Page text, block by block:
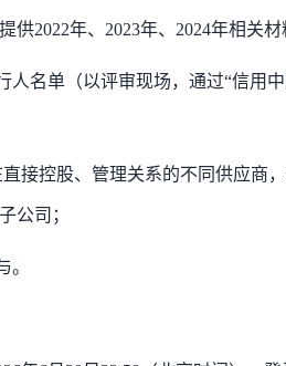
供2022年、2023年、2024年相关
人名单（以评审现场，通过“信用
接控股、管理关系的不同供应商
公司；
。